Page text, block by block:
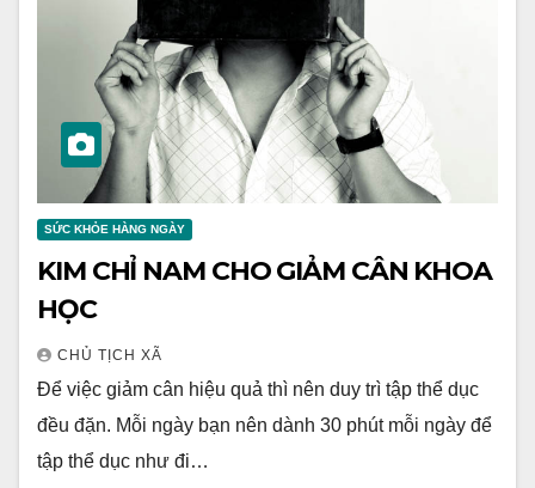
SỨC KHỎE HÀNG NGÀY
KIM CHỈ NAM CHO GIẢM CÂN KHOA
HỌC
CHỦ TỊCH XÃ
Để việc giảm cân hiệu quả thì nên duy trì tập thể dục
đều đặn. Mỗi ngày bạn nên dành 30 phút mỗi ngày để
tập thể dục như đi…